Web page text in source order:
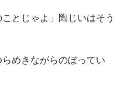
とじゃよ」陶じいはそう
めきながらのぼってい